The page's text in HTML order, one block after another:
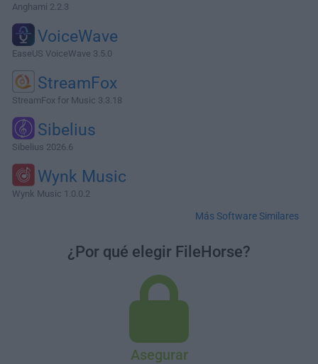
Anghami 2.2.3
VoiceWave
EaseUS VoiceWave 3.5.0
StreamFox
StreamFox for Music 3.3.18
Sibelius
Sibelius 2026.6
Wynk Music
Wynk Music 1.0.0.2
Más Software Similares
¿Por qué elegir FileHorse?
Asegurar